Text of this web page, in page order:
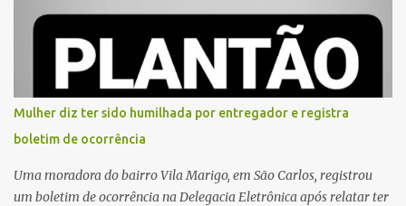
diversos disparos. Duas vítimas morreram ainda no local. Outras
três pessoas foram baleadas e socorridas. Até o momento, não
foram divulgadas informações oficiais sobre o estado de saúde dos
feridos. Equipes da Polícia Militar de Santa Gertrudes atenderam a
ocorrência e isolaram a área para o trabalho da perícia. Até a
última atualização, nenhum suspeito havia sido preso. A Polícia
Civil investigará a motivação da briga, a autoria dos disparos e as
circunstâncias do crime. A ocorrência segue em anda...
Mulher diz ter sido humilhada por entregador e registra
boletim de ocorrência
Uma moradora do bairro Vila Marigo, em São Carlos, registrou
um boletim de ocorrência na Delegacia Eletrônica após relatar ter